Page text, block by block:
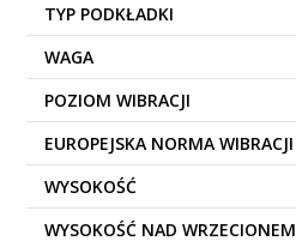
TYP PODKŁADKI
WAGA
POZIOM WIBRACJI
EUROPEJSKA NORMA WIBRACJI
WYSOKOŚĆ
WYSOKOŚĆ NAD WRZECIONEM